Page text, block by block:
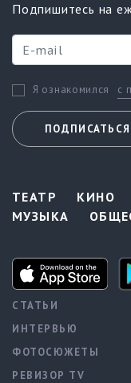
Подпишитесь на
Я ознакомился с
ПОДПИСАТЬСЯ
ТЕАТР КИНО
МУЗЫКА
СТАТЬИ
ИНТЕРВЬЮ
ФОТОСЮЖЕТЫ
РЕВИЗОР TV